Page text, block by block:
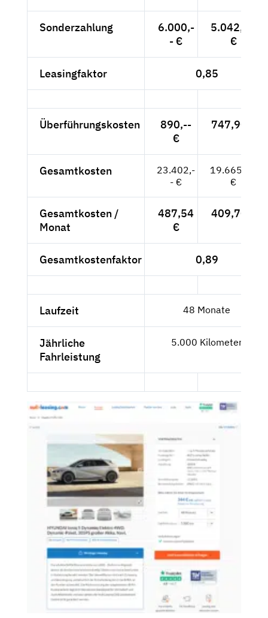
Sonderzahlung
6.000,-
- €
5.042,02
€
Leasingfaktor 0,85
Überführungskosten
890,--
€
747,90 €
Gesamtkosten
23.402,-
- €
19.665,55
€
Gesamtkosten /
Monat
487,54
€
409,70 €
Gesamtkostenfaktor 0,89
Laufzeit 48 Monate
Jährliche
Fahrleistung
5.000 Kilometer